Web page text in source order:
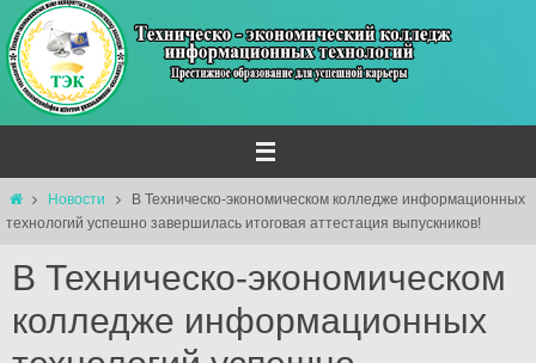
Главная
Новости
В Техническо-экономическом колледже информационных
технологий успешно завершилась итоговая аттестация выпускников!
В Техническо-экономическом
колледже информационных